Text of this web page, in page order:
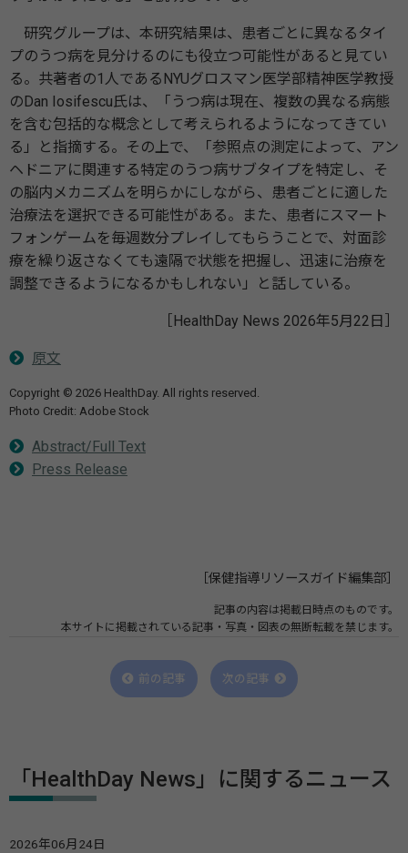
研究グループは、本研究結果は、患者ごとに異なるタイ
プのうつ病を見分けるのにも役立つ可能性があると見てい
る。共著者の1人であるNYUグロスマン医学部精神医学教授
のDan Iosifescu氏は、「うつ病は現在、複数の異なる病態
を含む包括的な概念として考えられるようになってきてい
る」と指摘する。その上で、「参照点の測定によって、アン
ヘドニアに関連する特定のうつ病サブタイプを特定し、そ
の脳内メカニズムを明らかにしながら、患者ごとに適した
治療法を選択できる可能性がある。また、患者にスマート
フォンゲームを毎週数分プレイしてもらうことで、対面診
療を繰り返さなくても遠隔で状態を把握し、迅速に治療を
調整できるようになるかもしれない」と話している。
［HealthDay News 2026年5月22日］
原文
Copyright © 2026 HealthDay. All rights reserved.
Photo Credit: Adobe Stock
Abstract/Full Text
Press Release
［保健指導リソースガイド編集部］
記事の内容は掲載日時点のものです。
本サイトに掲載されている記事・写真・図表の無断転載を禁じます。
前の記事 次の記事
「HealthDay News」に関するニュース
2026年06月24日